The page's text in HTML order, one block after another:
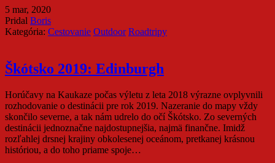
5 mar, 2020
Pridal Boris
Kategória: Cestovanie Outdoor Roadtripy
Škótsko 2019: Edinburgh
Horúčavy na Kaukaze počas výletu z leta 2018 výrazne ovplyvnili
rozhodovanie o destinácii pre rok 2019. Nazeranie do mapy vždy
skončilo severne, a tak nám udrelo do očí Škótsko. Zo severných
destinácii jednoznačne najdostupnejšia, najmä finančne. Imidž
rozľahlej drsnej krajiny obkolesenej oceánom, pretkanej krásnou
históriou, a do toho priame spoje…